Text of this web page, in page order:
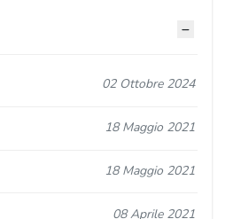
02 Ottobre 2024
18 Maggio 2021
18 Maggio 2021
08 Aprile 2021